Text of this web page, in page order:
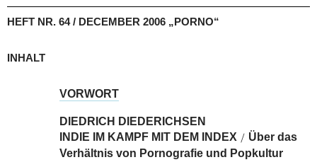
HEFT NR. 64 / DECEMBER 2006 „PORNO“
INHALT
VORWORT
DIEDRICH DIEDERICHSEN
INDIE IM KAMPF MIT DEM INDEX/ Über das
Verhältnis von Pornografie und Popkultur